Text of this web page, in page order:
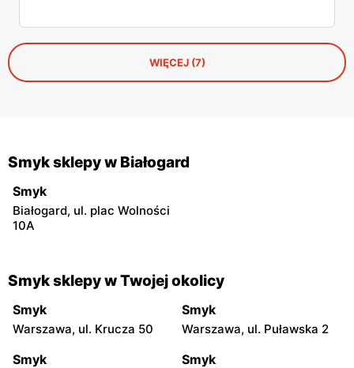
WIĘCEJ (7)
Smyk sklepy w Białogard
Smyk
Białogard, ul. plac Wolności
10A
Smyk sklepy w Twojej okolicy
Smyk
Warszawa, ul. Krucza 50
Smyk
Warszawa, ul. Puławska 2
Smyk Smyk